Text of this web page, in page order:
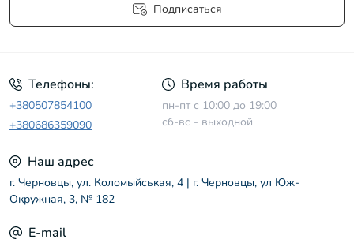
Подписаться
Телефоны:
+380507854100
+380686359090
Время работы
пн-пт с 10:00 до 19:00
сб-вс - выходной
Наш адрес
г. Черновцы, ул. Коломыйськая, 4 | г. Черновцы, ул Юж-
Окружная, 3, № 182
E-mail